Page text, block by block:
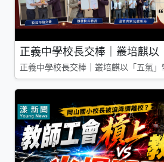
正義中學校長交棒｜叢培麒以
正義中學校長交棒｜叢培麒以「五氣」